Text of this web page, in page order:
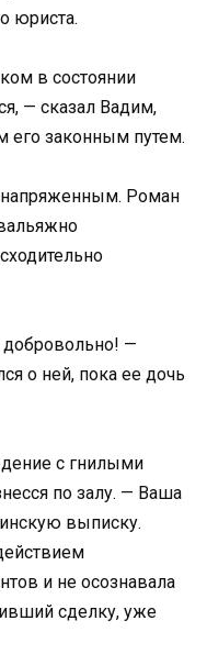
юриста.
в состоянии
— сказал Вадим,
его законным путем.
Роман
—
о ней, пока ее дочь
с гнилыми
по залу. — Ваша
выписку.
и не осознавала
сделку, уже